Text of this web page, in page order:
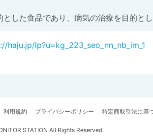
した食品であり、病気の治療を目的とし
haju.jp/lp?u=kg_223_seo_nn_nb_im_1
利用規約 プライバシーポリシー 特定商取引法に基
STATION All Rights Reserved.